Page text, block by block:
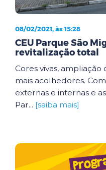
08/02/2021, às 15:28
CEU Parque São
revitalização total
Cores vivas,
mais acolhedores.
externas e internas e
Par... [saiba mais]